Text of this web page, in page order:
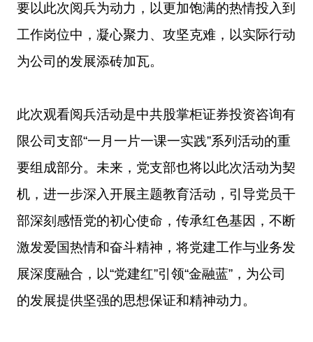
要以此次阅兵为动力，以更加饱满的热情投入到
工作岗位中， 凝心聚力、攻坚克难，以实际行动
为公司的发展添砖加瓦。
此次观看阅兵活动是中共股掌柜证券投资咨询有
限公司支部“一月一片一课一实践”系列活动的重
要组成部分。 未来， 党支部也将以此次活动为契
机，进一步深入开展主题教育活动，引导党员干
部深刻感悟党的初心使命，传承红色基因， 不断
激发爱国热情和奋斗精神，将党建工作与业务发
展深度融合 ， 以“党建红”引领“金融蓝”， 为公司
的发展提供坚强的思想保证和精神动力。